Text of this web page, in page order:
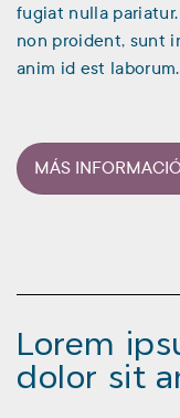
fugiat nulla
non proident, sunt
anim id est laborum.
MÁS
Lorem
dolor sit